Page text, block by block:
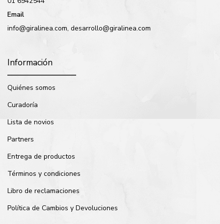
Email
info@giralinea.com, desarrollo@giralinea.com
Información
Quiénes somos
Curadoría
Lista de novios
Partners
Entrega de productos
Términos y condiciones
Libro de reclamaciones
Política de Cambios y Devoluciones